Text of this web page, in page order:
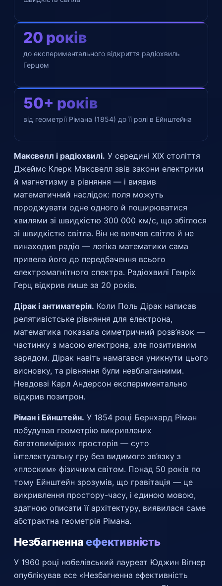
20 років
до експериментального відкриття радіохвиль
Герцом
50+ років
від геометрії Рімана (1854) до її ролі в Ейнштейна
Максвелл і радіохвилі. У середині XIX століття
Джеймс Клерк Максвелл звів закони електрики
й магнетизму в рівняння — і виявив
математичний наслідок: поля можуть
породжувати одне одного й поширюватися
хвилями зі швидкістю 300 000 км/с, що збіглося
зі швидкістю світла. Він не вивчав світло й не
винаходив радіо — логіка математики сама
привела його до передбачення всього
електромагнітного спектра. Радіохвилі Генріх
Герц відкрив лише за 20 років.
Дірак і антиматерія. Коли Поль Дірак написав
релятивістське рівняння для електрона,
математика показала симетричний розв’язок —
частинку з масою електрона, але позитивним
зарядом. Дірак навіть намагався уникнути цього
висновку, та рівняння були невблаганними.
Невдовзі Карл Андерсон експериментально
відкрив позитрон.
Ріман і Ейнштейн. У 1854 році Бернхард Ріман
побудував геометрію викривлених
багатовимірних просторів — суто
інтелектуальну гру без видимого зв’язку з
«плоским» фізичним світом. Понад 50 років по
тому Ейнштейн зрозумів, що гравітація — це
викривлення простору-часу, і єдиною мовою,
здатною описати її архітектуру, виявилася саме
абстрактна геометрія Рімана.
Незбагненнаефективність
У 1960 році нобелівський лауреат Юджин Вігнер
опублікував есе «Незбагненна ефективність